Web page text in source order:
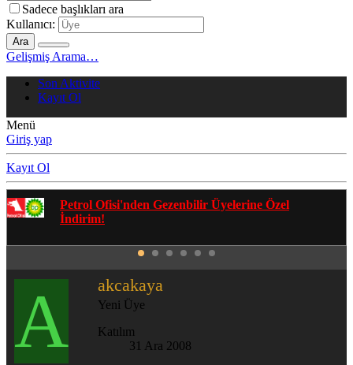
Sadece başlıkları ara
Kullanıcı:
Ara
Gelişmiş Arama…
Son Aktivite
Kayıt Ol
Menü
Giriş yap
Kayıt Ol
Gezenbilir Whatsapp Grupları'na Katılmak İçin
Tıklayın
A akcakaya
Yeni Üye
Katılım
31 Ara 2008